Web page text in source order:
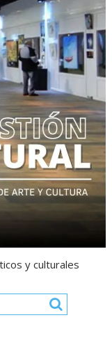
y culturales